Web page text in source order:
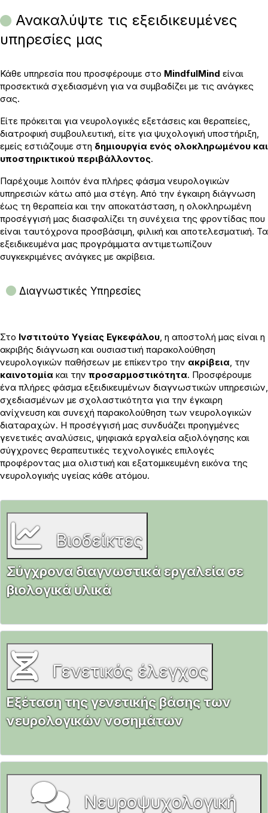
Ανακαλύψτε τις εξειδικευμένες
υπηρεσίες μας
Κάθε υπηρεσία που προσφέρουμε στο MindfulMind είναι
προσεκτικά σχεδιασμένη για να συμβαδίζει με τις ανάγκες
σας.
Είτε πρόκειται για νευρολογικές εξετάσεις και θεραπείες,
διατροφική συμβουλευτική, είτε για ψυχολογική υποστήριξη,
εμείς εστιάζουμε στη δημιουργία ενός ολοκληρωμένου και
υποστηρικτικού περιβάλλοντος.
Παρέχουμε λοιπόν ένα πλήρες φάσμα νευρολογικών
υπηρεσιών κάτω από μια στέγη. Από την έγκαιρη διάγνωση
έως τη θεραπεία και την αποκατάσταση, η ολοκληρωμένη
προσέγγισή μας διασφαλίζει τη συνέχεια της φροντίδας που
είναι ταυτόχρονα προσβάσιμη, φιλική και αποτελεσματική. Τα
εξειδικευμένα μας προγράμματα αντιμετωπίζουν
συγκεκριμένες ανάγκες με ακρίβεια.
Διαγνωστικές Υπηρεσίες
Στο Ινστιτούτο Υγείας Εγκεφάλου, η αποστολή μας είναι η
ακριβής διάγνωση και ουσιαστική παρακολούθηση
νευρολογικών παθήσεων με επίκεντρο την ακρίβεια, την
καινοτομία και την προσαρμοστικότητα. Προσφέρουμε
ένα πλήρες φάσμα εξειδικευμένων διαγνωστικών υπηρεσιών,
σχεδιασμένων με σχολαστικότητα για την έγκαιρη
ανίχνευση και συνεχή παρακολούθηση των νευρολογικών
διαταραχών. Η προσέγγισή μας συνδυάζει προηγμένες
γενετικές αναλύσεις, ψηφιακά εργαλεία αξιολόγησης και
σύγχρονες θεραπευτικές τεχνολογικές επιλογές
προφέροντας μια ολιστική και εξατομικευμένη εικόνα της
νευρολογικής υγείας κάθε ατόμου.
Βιοδείκτες
Σύγχρονα διαγνωστικά εργαλεία σε
βιολογικά υλικά
Γενετικός έλεγχος
Εξέταση της γενετικής βάσης των
νευρολογικών νοσημάτων
Νευροψυχολογική